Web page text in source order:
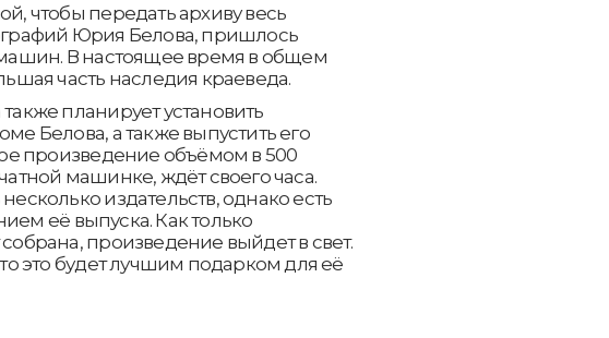
чтобы передать архиву весь
Юрия Белова, пришлось
машин. В настоящее время в общем
часть наследия краеведа.
планирует установить
Белова, а также выпустить его
произведение объёмом в 500
машинке, ждёт своего часа.
издательств, однако есть
её выпуска. Как только
произведение выйдет в свет.
это будет лучшим подарком для её